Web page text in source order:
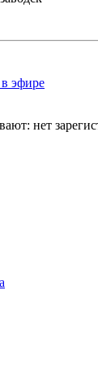
эфире
нет